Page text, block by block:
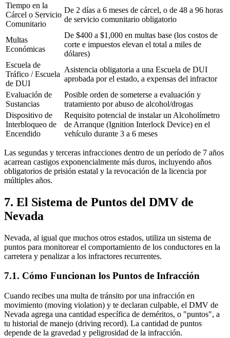
Tiempo en la
Cárcel o Servicio
Comunitario
De 2 días a 6 meses de cárcel, o de 48 a 96 horas
de servicio comunitario obligatorio
Multas
Económicas
De $400 a $1,000 en multas base (los costos de
corte e impuestos elevan el total a miles de
dólares)
Escuela de
Tráfico / Escuela
de DUI
Asistencia obligatoria a una Escuela de DUI
aprobada por el estado, a expensas del infractor
Evaluación de
Sustancias
Posible orden de someterse a evaluación y
tratamiento por abuso de alcohol/drogas
Dispositivo de
Interbloqueo de
Encendido
Requisito potencial de instalar un Alcoholímetro
de Arranque (Ignition Interlock Device) en el
vehículo durante 3 a 6 meses
Las segundas y terceras infracciones dentro de un período de 7 años
acarrean castigos exponencialmente más duros, incluyendo años
obligatorios de prisión estatal y la revocación de la licencia por
múltiples años.
7. El Sistema de Puntos del DMV de
Nevada
Nevada, al igual que muchos otros estados, utiliza un sistema de
puntos para monitorear el comportamiento de los conductores en la
carretera y penalizar a los infractores recurrentes.
7.1. Cómo Funcionan los Puntos de Infracción
Cuando recibes una multa de tránsito por una infracción en
movimiento (moving violation) y te declaran culpable, el DMV de
Nevada agrega una cantidad específica de deméritos, o "puntos", a
tu historial de manejo (driving record). La cantidad de puntos
depende de la gravedad y peligrosidad de la infracción.